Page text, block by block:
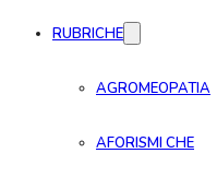
RUBRICHE
AGROMEOPATIA
AFORISMI CHE